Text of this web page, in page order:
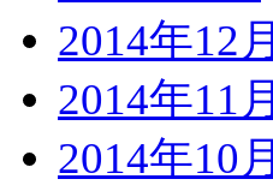
2014年12月
2014年11月
2014年10月